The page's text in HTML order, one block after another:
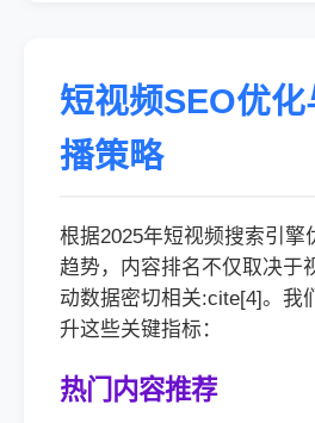
短视频SEO优
播策略
根据2025年短视频搜索引擎
趋势，内容排名不仅取决于
动数据密切相关:cite[4]。我
升这些关键指标：
热门内容推荐